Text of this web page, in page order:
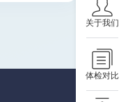
关于我们
体检对比